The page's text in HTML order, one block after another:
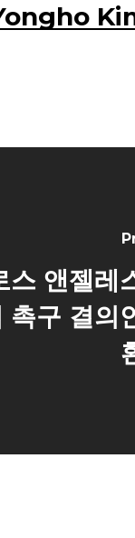
스 앤젤레
촉구 결의